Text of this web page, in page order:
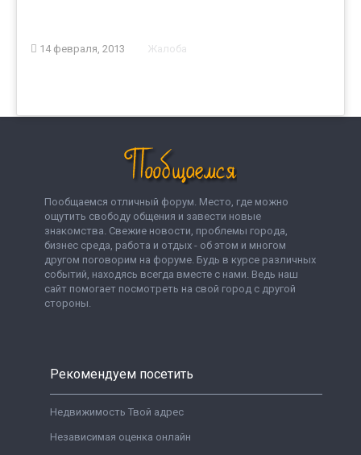
14 февраля, 2013 Жалоба
Пообщаемся отличный форум. Место, где можно
ощутить свободу общения и завести новые
знакомства. Свежие новости, проблемы города,
бизнес среда, работа и отдых - об этом и многом
другом поговорим на форуме. Будь в курсе различных
событий, находясь всегда вместе с нами. Ведь наш
сайт помогает посмотреть на свой город с другой
стороны.
Рекомендуем посетить
Недвижимость Твой адрес
Независимая оценка онлайн